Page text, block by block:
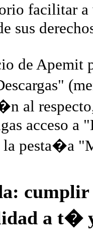
facilitar
sus
de Apemit
al
acceso a
pesta�a
a t�